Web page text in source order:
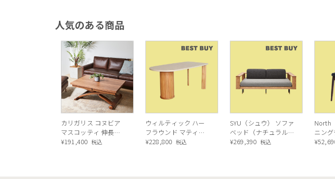
人気のある商品
カリガリス コヌビア
マスコッティ 伸長・
昇降式テーブル ／
¥191,400 税込
ウィルティック ハー
フラウンド マティエ
ラ塗装 ダイニングテ
¥228,800 税込
SYU（シュウ） ソファ
ベッド（ナチュラル）
190cm
¥269,390 税込
North
ニン
AC02
¥